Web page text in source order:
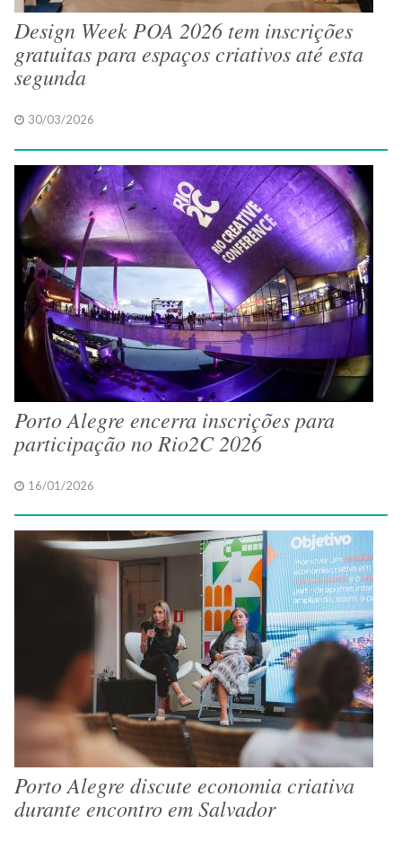
Design Week POA 2026 tem inscrições
gratuitas para espaços criativos até esta
segunda
30/03/2026
Porto Alegre encerra inscrições para
participação no Rio2C 2026
16/01/2026
Porto Alegre discute economia criativa
durante encontro em Salvador